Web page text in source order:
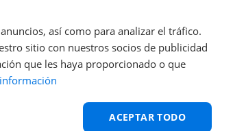
así como para analizar el tráfico.
sitio con nuestros socios de publicidad
que les haya proporcionado o que
ACEPTAR TODO